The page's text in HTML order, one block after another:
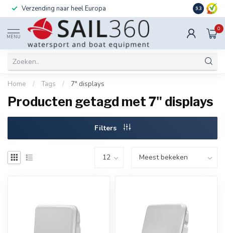
Verzending naar heel Europa Ook
9.3
MENU
0
Home / Tags / 7" displays
Producten getagd met 7" displays
Filters